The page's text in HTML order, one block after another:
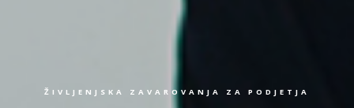
ŽIVLJENJSKA ZAVAROVANJA ZA PODJETJA